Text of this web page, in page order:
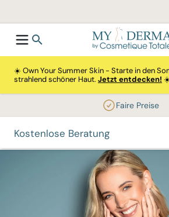
☀️ Own Your Summer Skin - Starte in den
strahlend schöner Haut. Jetzt entdecken!
Faire Preise
Kostenlose Beratung